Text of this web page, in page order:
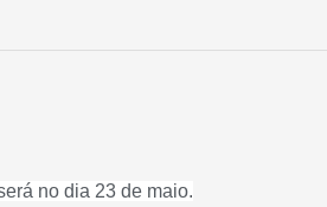
no dia 23 de maio.